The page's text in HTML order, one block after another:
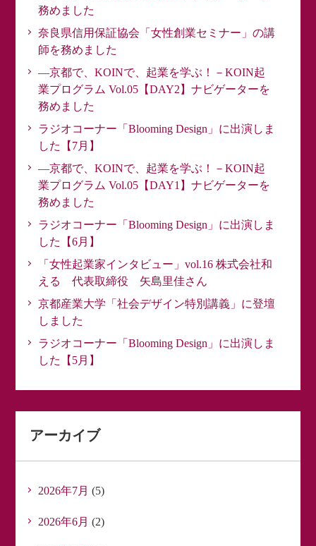
務めました
奈良県信用保証協会「女性創業セミナー」の講
師を務めました
―京都で、KOINで、起業を学ぶ！－KOIN起
業プログラム Vol.05【DAY2】ナビゲーターを
務めました
ラジオコーナー「Blooming Design」に出演しま
した【7月】
―京都で、KOINで、起業を学ぶ！－KOIN起
業プログラム Vol.05【DAY1】ナビゲーターを
務めました
ラジオコーナー「Blooming Design」に出演しま
した【6月】
「女性起業家インタビュー」vol.16 株式会社和
える 代表取締役 矢島里佳さん
京都産業大学「社会デザイン特別講義」に登壇
しました
ラジオコーナー「Blooming Design」に出演しま
した【5月】
アーカイブ
2026年7月 (5)
2026年6月 (2)